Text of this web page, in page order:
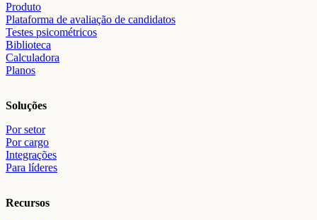
Produto
Plataforma de avaliação de candidatos
Testes psicométricos
Biblioteca
Calculadora
Planos
Soluções
Por setor
Por cargo
Integrações
Para líderes
Recursos